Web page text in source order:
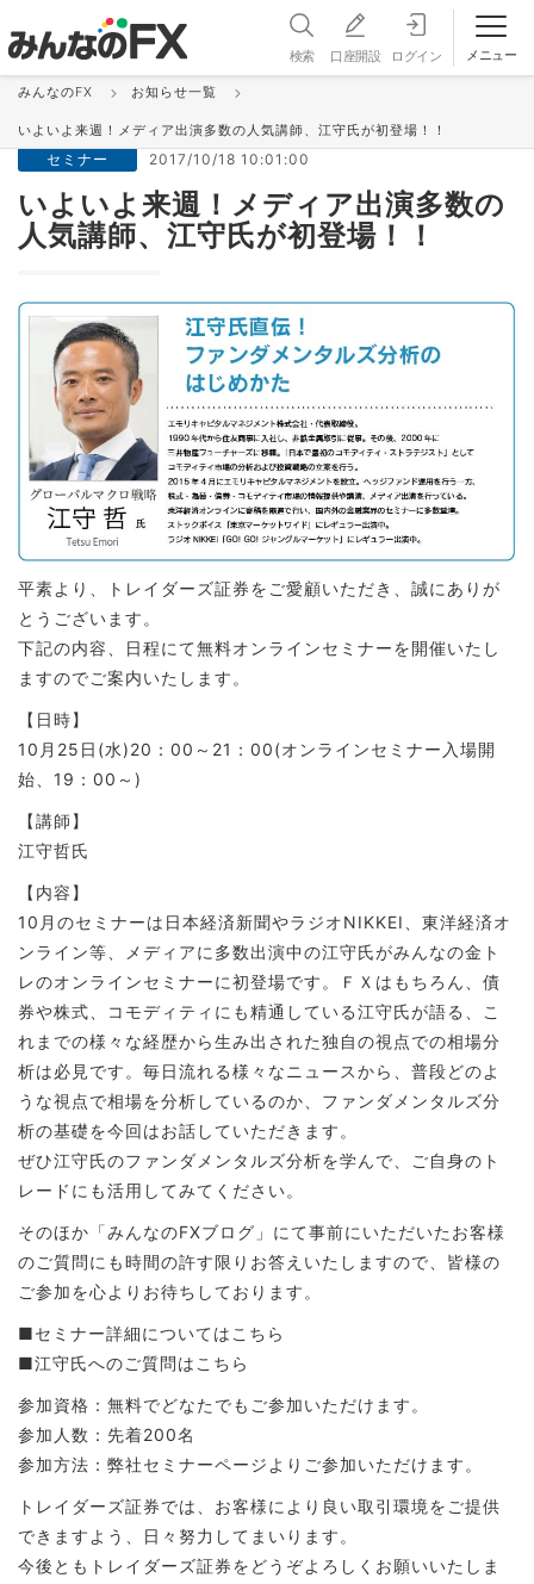
検索 口座開設 ログイン メニュー
お知らせ＆更新情報 一覧
みんなのFX お知らせ一覧
いよいよ来週！メディア出演多数の人気講師、江守氏が初登場！！
セミナー 2017/10/18 10:01:00
いよいよ来週！メディア出演多数の
人気講師、江守氏が初登場！！
平素より、トレイダーズ証券をご愛顧いただき、誠にありが
とうございます。
下記の内容、日程にて無料オンラインセミナーを開催いたし
ますのでご案内いたします。
【日時】
10月25日(水)20：00～21：00(オンラインセミナー入場開
始、19：00～)
【講師】
江守哲氏
【内容】
10月のセミナーは日本経済新聞やラジオNIKKEI、東洋経済オ
ンライン等、メディアに多数出演中の江守氏がみんなの金ト
レのオンラインセミナーに初登場です。ＦＸはもちろん、債
券や株式、コモディティにも精通している江守氏が語る、こ
れまでの様々な経歴から生み出された独自の視点での相場分
析は必見です。毎日流れる様々なニュースから、普段どのよ
うな視点で相場を分析しているのか、ファンダメンタルズ分
析の基礎を今回はお話していただきます。
ぜひ江守氏のファンダメンタルズ分析を学んで、ご自身のト
レードにも活用してみてください。
そのほか「みんなのFXブログ」にて事前にいただいたお客様
のご質問にも時間の許す限りお答えいたしますので、皆様の
ご参加を心よりお待ちしております。
■セミナー詳細についてはこちら
■江守氏へのご質問はこちら
参加資格：無料でどなたでもご参加いただけます。
参加人数：先着200名
参加方法：弊社セミナーページよりご参加いただけます。
トレイダーズ証券では、お客様により良い取引環境をご提供
できますよう、日々努力してまいります。
今後ともトレイダーズ証券をどうぞよろしくお願いいたしま